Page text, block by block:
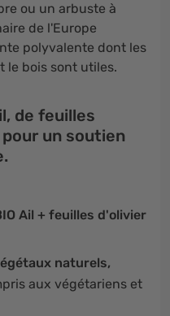
ou un arbuste à
de l'Europe
polyvalente dont les
le bois sont utiles.
de feuilles
un soutien
Ail + feuilles d'olivier
naturels,
aux végétariens et